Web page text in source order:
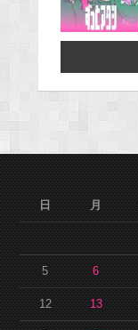
日
月
5 6
12 13